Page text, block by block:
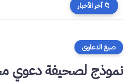
📁 آخر الأخبار
صيغ الدعاوى
نموذج لصحيفة دعوي